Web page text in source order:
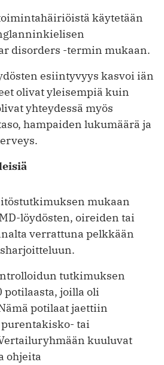
käytetään
disorders -termin mukaan.
esiintyvyys kasvoi iän
olivat yleisempiä kuin
yhteydessä myös
hampaiden lukumäärä ja
mukaan
löydösten, oireiden tai
verrattuna pelkkään
tutkimuksen
potilaasta, joilla oli
potilaat jaettiin
tai
kuuluvat
ohjeita